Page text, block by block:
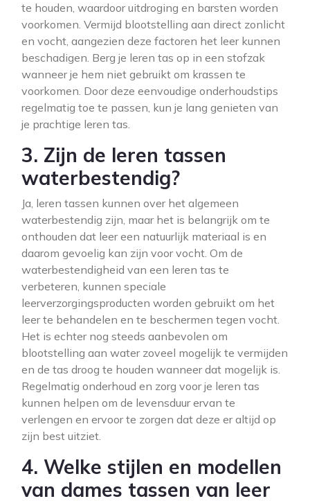
te houden, waardoor uitdroging en barsten worden
voorkomen. Vermijd blootstelling aan direct zonlicht
en vocht, aangezien deze factoren het leer kunnen
beschadigen. Berg je leren tas op in een stofzak
wanneer je hem niet gebruikt om krassen te
voorkomen. Door deze eenvoudige onderhoudstips
regelmatig toe te passen, kun je lang genieten van
je prachtige leren tas.
3. Zijn de leren tassen
waterbestendig?
Ja, leren tassen kunnen over het algemeen
waterbestendig zijn, maar het is belangrijk om te
onthouden dat leer een natuurlijk materiaal is en
daarom gevoelig kan zijn voor vocht. Om de
waterbestendigheid van een leren tas te
verbeteren, kunnen speciale
leerverzorgingsproducten worden gebruikt om het
leer te behandelen en te beschermen tegen vocht.
Het is echter nog steeds aanbevolen om
blootstelling aan water zoveel mogelijk te vermijden
en de tas droog te houden wanneer dat mogelijk is.
Regelmatig onderhoud en zorg voor je leren tas
kunnen helpen om de levensduur ervan te
verlengen en ervoor te zorgen dat deze er altijd op
zijn best uitziet.
4. Welke stijlen en modellen
van dames tassen van leer